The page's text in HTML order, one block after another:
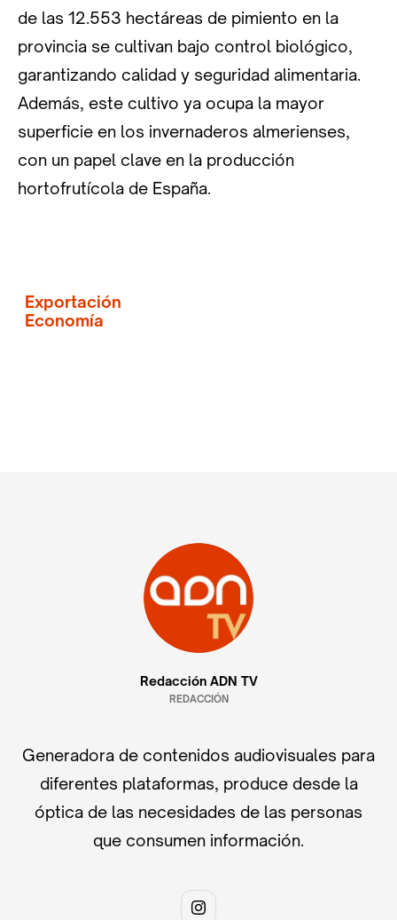
de las 12.553 hectáreas de pimiento en la
provincia se cultivan bajo control biológico,
garantizando calidad y seguridad alimentaria.
Además, este cultivo ya ocupa la mayor
superficie en los invernaderos almerienses,
con un papel clave en la producción
hortofrutícola de España.
Exportación
Economía
Redacción ADN TV
REDACCIÓN
Generadora de contenidos audiovisuales para
diferentes plataformas, produce desde la
óptica de las necesidades de las personas
que consumen información.